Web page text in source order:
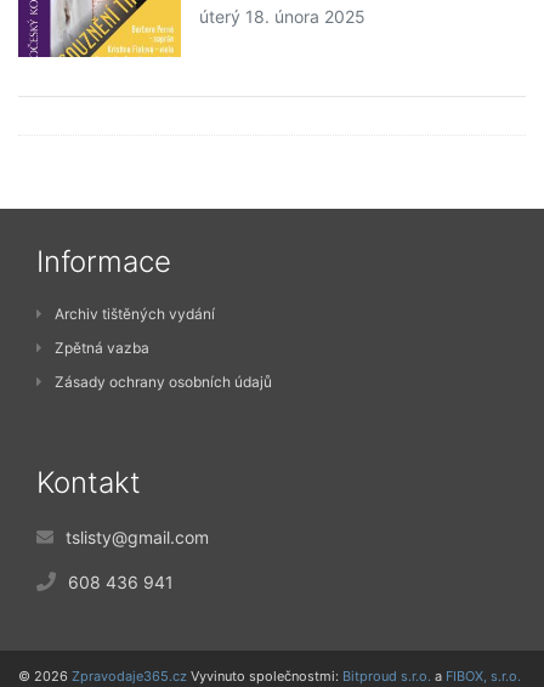
úterý 18. února 2025
Informace
Archiv tištěných vydání
Zpětná vazba
Zásady ochrany osobních údajů
Kontakt
tslisty@gmail.com
608 436 941
© 2026 Zpravodaje365.cz Vyvinuto společnostmi: Bitproud s.r.o. a FIBOX, s.r.o.